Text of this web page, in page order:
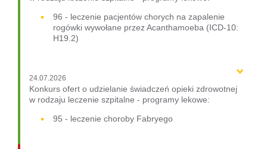
96 - leczenie pacjentów chorych na zapalenie
rogówki wywołane przez Acanthamoeba (ICD-10:
H19.2)
24.07.2026
Konkurs ofert o udzielanie świadczeń opieki zdrowotnej
w rodzaju leczenie szpitalne - programy lekowe:
95 - leczenie choroby Fabryego